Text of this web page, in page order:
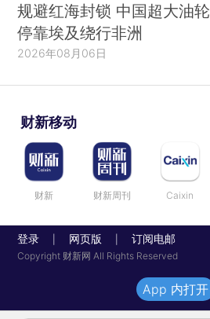
规避红海封锁 中国超大油轮
停靠埃及绕行非洲
2026年08月06日
财新移动
财新 财新周刊 Caixin
登录 网页版 订阅电邮
Copyright 财新网 All Rights Reserved
App 内打开